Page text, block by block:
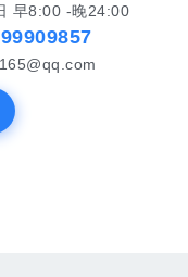
早8:00 -晚24:00